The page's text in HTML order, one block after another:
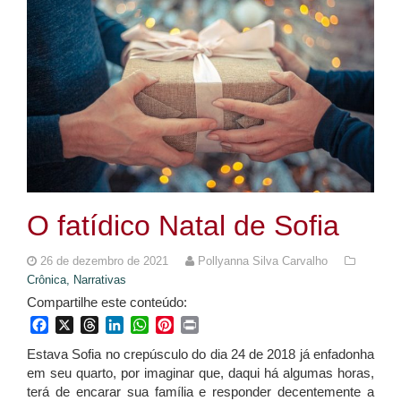
O fatídico Natal de Sofia
26 de dezembro de 2021
Pollyanna Silva Carvalho
Crônica, Narrativas
Compartilhe este conteúdo:
FacebookThreadsLinkedInWhatsApp
Pinterest
Estava Sofia no crepúsculo do dia 24 de 2018 já enfadonha
em seu quarto, por imaginar que, daqui há algumas horas,
terá de encarar sua família e responder decentemente a